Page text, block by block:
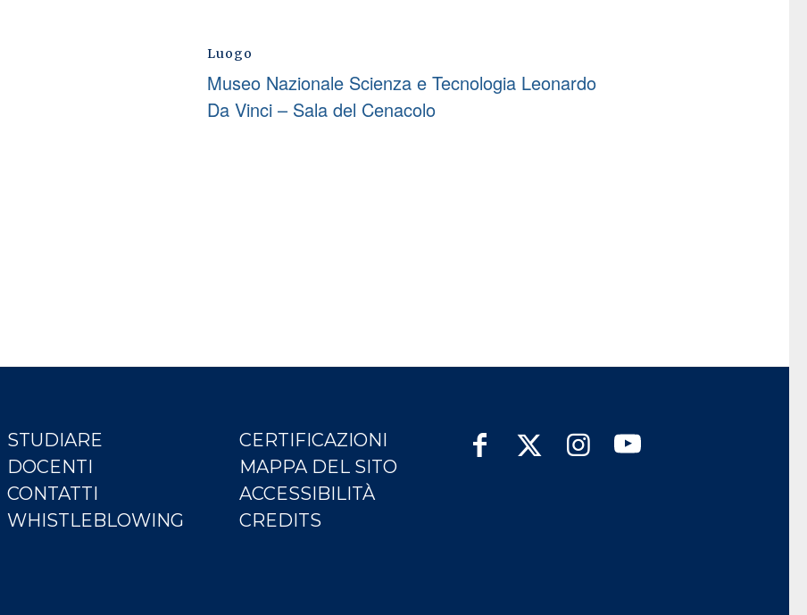
Luogo
Museo Nazionale Scienza e Tecnologia Leonardo
Da Vinci – Sala del Cenacolo
STUDIARE
DOCENTI
CONTATTI
WHISTLEBLOWING
CERTIFICAZIONI
MAPPA DEL SITO
ACCESSIBILITÀ
CREDITS